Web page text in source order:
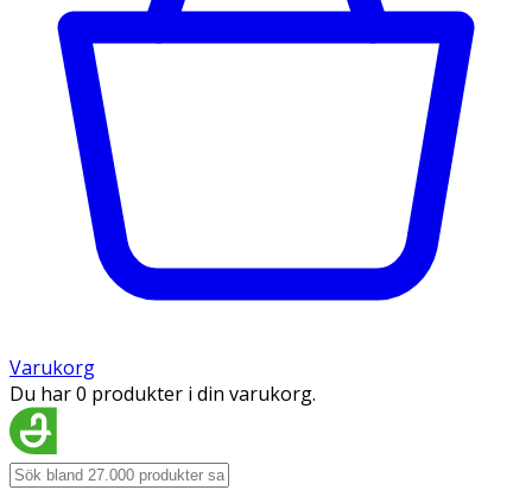
Varukorg
Du har 0 produkter i din varukorg.